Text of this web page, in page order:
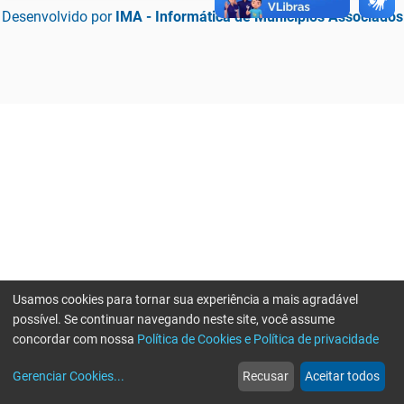
Desenvolvido por IMA - Informática de Municípios Associados
web
Notícias
more_horiz
Mais
Usamos cookies para tornar sua experiência a mais agradável
possível. Se continuar navegando neste site, você assume
concordar com nossa Política de Cookies e Política de privacidade
Gerenciar Cookies... Recusar Aceitar todos
Erro ao enviar informações, por favor tente novamente